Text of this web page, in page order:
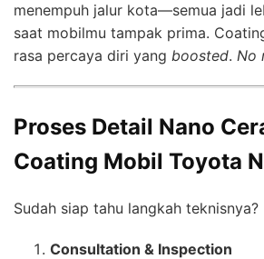
menempuh jalur kota—semua jadi
saat mobilmu tampak prima.
rasa percaya diri yang boosted. No
Proses Detail Nano
Coating Mobil Toyota
Sudah siap tahu langkah teknisnya?
Consultation & Inspection